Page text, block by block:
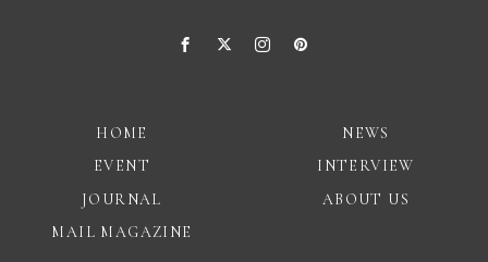
HOME
NEWS
EVENT
INTERVIEW
JOURNAL
ABOUT US
MAIL MAGAZINE